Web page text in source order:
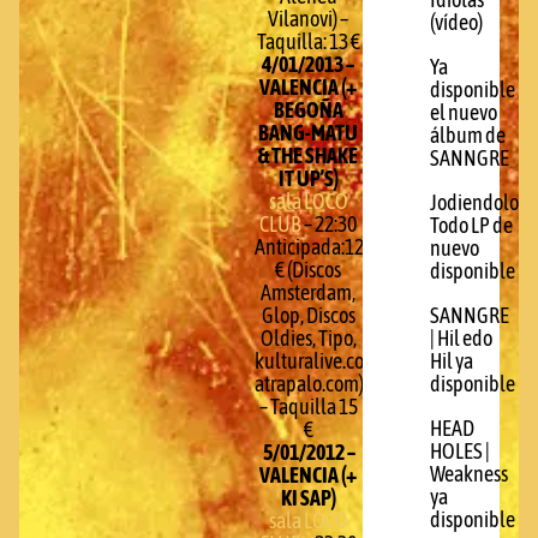
Vilanovi) –
Taquilla: 13 €
4/01/2013 –
VALENCIA (+
BEGOÑA
BANG-MATU
& THE SHAKE
IT UP’S)
sala LOCO
CLUB– 22:30
Anticipada:12
€ (Discos
Amsterdam,
Glop, Discos
Oldies, Tipo,
kulturalive.com,
atrapalo.com)
– Taquilla 15
€
5/01/2012 –
VALENCIA (+
KI SAP)
sala LOCO
(vídeo)
Ya
disponible
el nuevo
álbum de
SANNGRE
Jodiendolo
Todo LP de
nuevo
disponible
SANNGRE
| Hil edo
Hil ya
disponible
HEAD
HOLES |
Weakness
ya
disponible